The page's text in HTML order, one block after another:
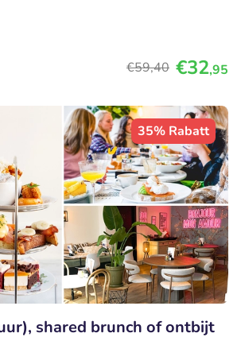
€59,40 €32,95
35% Rabatt
shared brunch of ontbijt